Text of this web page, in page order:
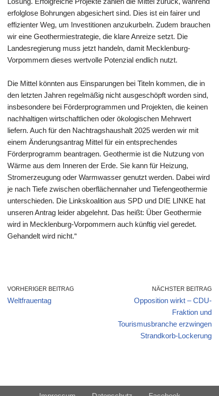
erfolglose Bohrungen abgesichert sind. Dies ist ein fairer und
effizienter Weg, um Investitionen anzukurbeln. Zudem brauchen
wir eine Geothermiestrategie, die klare Anreize setzt. Die
Landesregierung muss jetzt handeln, damit Mecklenburg-
Vorpommern dieses wertvolle Potenzial endlich nutzt.
Die Mittel könnten aus Einsparungen bei Titeln kommen, die in
den letzten Jahren regelmäßig nicht ausgeschöpft worden sind,
insbesondere bei Förderprogrammen und Projekten, die keinen
nachhaltigen wirtschaftlichen oder ökologischen Mehrwert
liefern. Auch für den Nachtragshaushalt 2025 werden wir mit
einem Änderungsantrag Mittel für ein entsprechendes
Förderprogramm beantragen. Geothermie ist die Nutzung von
Wärme aus dem Inneren der Erde. Sie kann für Heizung,
Stromerzeugung oder Warmwasser genutzt werden. Dabei wird
je nach Tiefe zwischen oberflächennaher und Tiefengeothermie
unterschieden. Die Linkskoalition aus SPD und DIE LINKE hat
unseren Antrag leider abgelehnt. Das heißt: Über Geothermie
wird in Mecklenburg-Vorpommern auch künftig viel geredet.
Gehandelt wird nicht.“
VORHERIGER BEITRAG
Weltfrauentag
NÄCHSTER BEITRAG
Opposition wirkt – CDU-
Fraktion und
Tourismusbranche erzwingen
Strandkorb-Lockerung